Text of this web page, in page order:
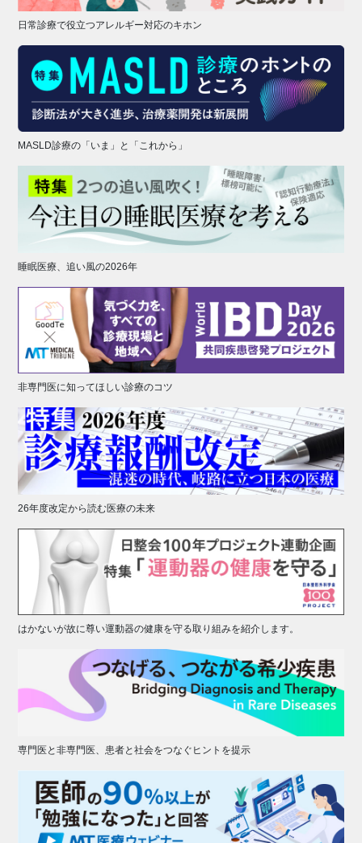
日常診療で役立つアレルギー対応のキホン
MASLD診療の「いま」と「これから」
睡眠医療、追い風の2026年
非専門医に知ってほしい診療のコツ
26年度改定から読む医療の未来
はかないが故に尊い運動器の健康を守る取り組みを紹介します。
専門医と非専門医、患者と社会をつなぐヒントを提示